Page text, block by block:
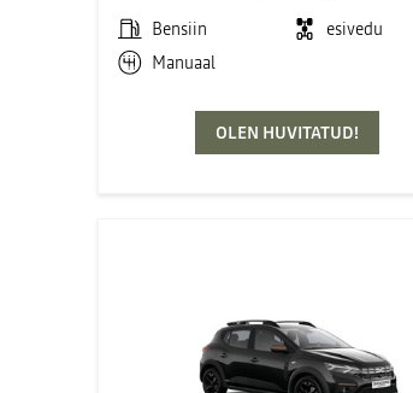
Bensiin
esivedu
Manuaal
OLEN HUVITATUD!